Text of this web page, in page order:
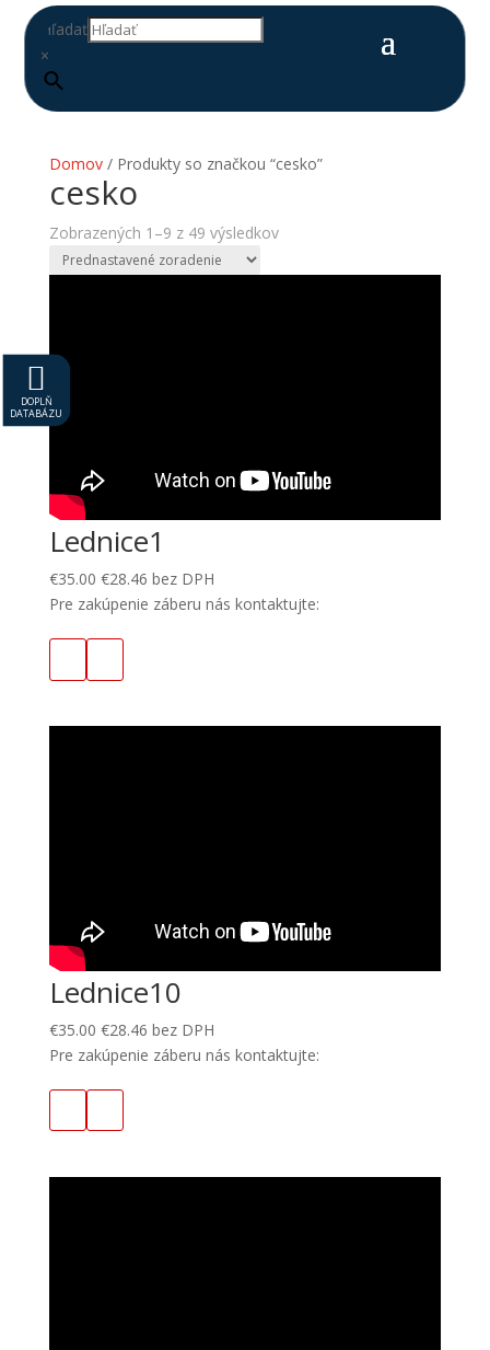
Hľadať
×

DOPLŇ
DATABÁZU
Domov/ Produkty so značkou “cesko”
cesko
Zobrazených 1–9 z 49 výsledkov
Lednice1
€35.00 €28.46 bez DPH
Pre zakúpenie záberu nás kontaktujte:
Lednice10
€35.00 €28.46 bez DPH
Pre zakúpenie záberu nás kontaktujte: